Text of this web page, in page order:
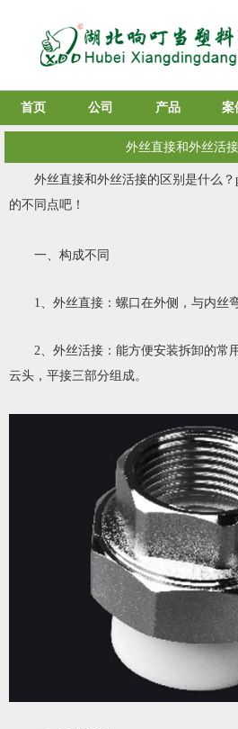
首页 公司 产品 案
外丝直接和外丝活
外丝直接和外丝活接的区别是什么？
的不同点吧！
一、构成不同
1、外丝直接：螺口在外侧，与内丝
2、外丝活接：能方便安装拆卸的常
云头，平接三部分组成。